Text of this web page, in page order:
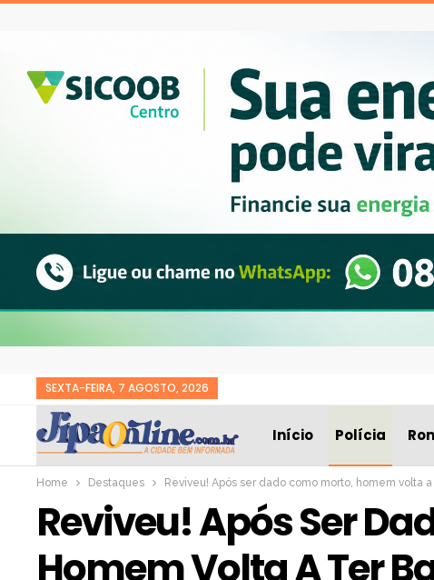
SEXTA-FEIRA, 7 AGOSTO, 2026
Início Polícia
Home Destaques Reviveu! Após ser dado como morto, homem volta
Reviveu! Após Ser
Homem Volta A Ter